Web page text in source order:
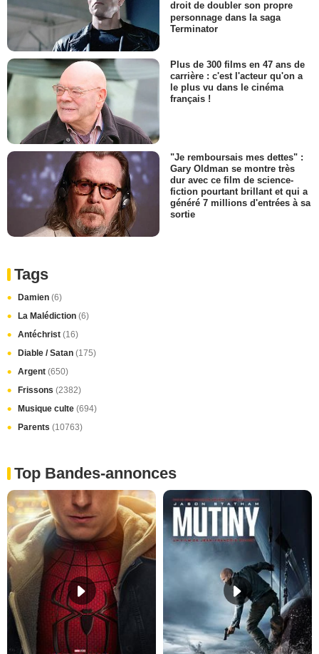
droit de doubler son propre
personnage dans la saga
Terminator
Plus de 300 films en 47 ans de
carrière : c'est l'acteur qu'on a
le plus vu dans le cinéma
français !
"Je remboursais mes dettes" :
Gary Oldman se montre très
dur avec ce film de science-
fiction pourtant brillant et qui a
généré 7 millions d'entrées à sa
sortie
Tags
Damien (6)
La Malédiction (6)
Antéchrist (16)
Diable / Satan (175)
Argent (650)
Frissons (2382)
Musique culte (694)
Parents (10763)
Top Bandes-annonces